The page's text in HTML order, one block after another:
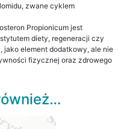
zwane cyklem
Propionicum jest
diety, regeneracji czy
jako element dodatkowy, ale nie
fizycznej oraz zdrowego